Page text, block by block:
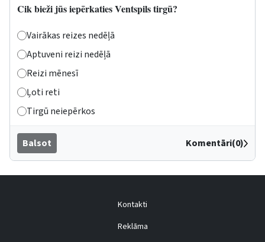
Cik bieži jūs iepērkaties Ventspils tirgū?
Vairākas reizes nedēļā
Aptuveni reizi nedēļā
Reizi mēnesī
Ļoti reti
Tirgū neiepērkos
Balsot Komentāri(0)
Kontakti
Reklāma